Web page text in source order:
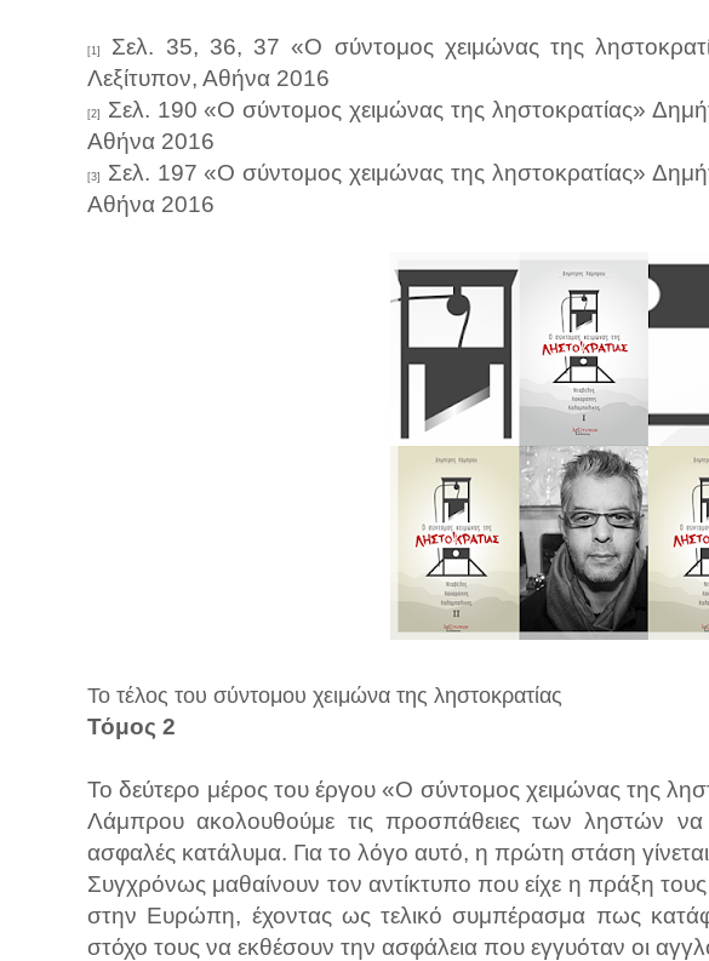
[1]
Σελ. 35, 36, 37 «Ο σύντομος χειμώνας της
Λεξίτυπον, Αθήνα 2016
[2]
Σελ. 190 «Ο σύντομος χειμώνας της ληστοκρατίας»
Αθήνα 2016
[3]
Σελ. 197 «Ο σύντομος χειμώνας της ληστοκρατίας»
Αθήνα 2016
Το τέλος του σύντομου χειμώνα της ληστοκρατίας
Τόμος 2
Το δεύτερο μέρος του έργου «Ο σύντομος χειμώνας της
Λάμπρου ακολουθούμε τις προσπάθειες των ληστών
ασφαλές κατάλυμα. Για το λόγο αυτό, η πρώτη στάση
Συγχρόνως μαθαίνουν τον αντίκτυπο που είχε η πράξη
στην Ευρώπη, έχοντας ως τελικό συμπέρασμα πως
στόχο τους να εκθέσουν την ασφάλεια που εγγυόταν οι